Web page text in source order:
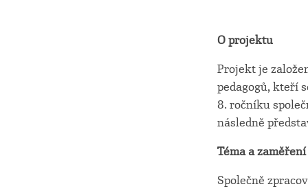
O projektu
Projekt je
pedagogů, kteří
8. ročníku
následně
Téma a zaměření
Společně